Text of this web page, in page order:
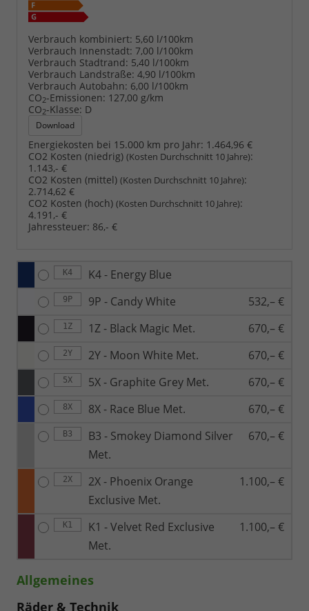
Verbrauch kombiniert: 5,60 l/100km
Verbrauch Innenstadt: 7,00 l/100km
Verbrauch Stadtrand: 5,40 l/100km
Verbrauch Landstraße: 4,90 l/100km
Verbrauch Autobahn: 6,00 l/100km
CO2-Emissionen: 127,00 g/km
CO2-Klasse: D
Download
Energiekosten bei 15.000 km pro Jahr: 1.464,96 €
CO2 Kosten (niedrig) (Kosten Durchschnitt 10 Jahre):
1.143,- €
CO2 Kosten (mittel) (Kosten Durchschnitt 10 Jahre):
2.714,62 €
CO2 Kosten (hoch) (Kosten Durchschnitt 10 Jahre):
4.191,- €
Jahressteuer: 86,- €
K4 K4 - Energy Blue
9P 9P - Candy White 532,– €
1Z 1Z - Black Magic Met. 670,– €
2Y 2Y - Moon White Met. 670,– €
5X 5X - Graphite Grey Met. 670,– €
8X 8X - Race Blue Met. 670,– €
B3
B3 - Smokey Diamond Silver
Met.
670,– €
2X
2X - Phoenix Orange
Exclusive Met.
1.100,– €
K1
K1 - Velvet Red Exclusive
Met.
1.100,– €
Allgemeines
Räder & Technik